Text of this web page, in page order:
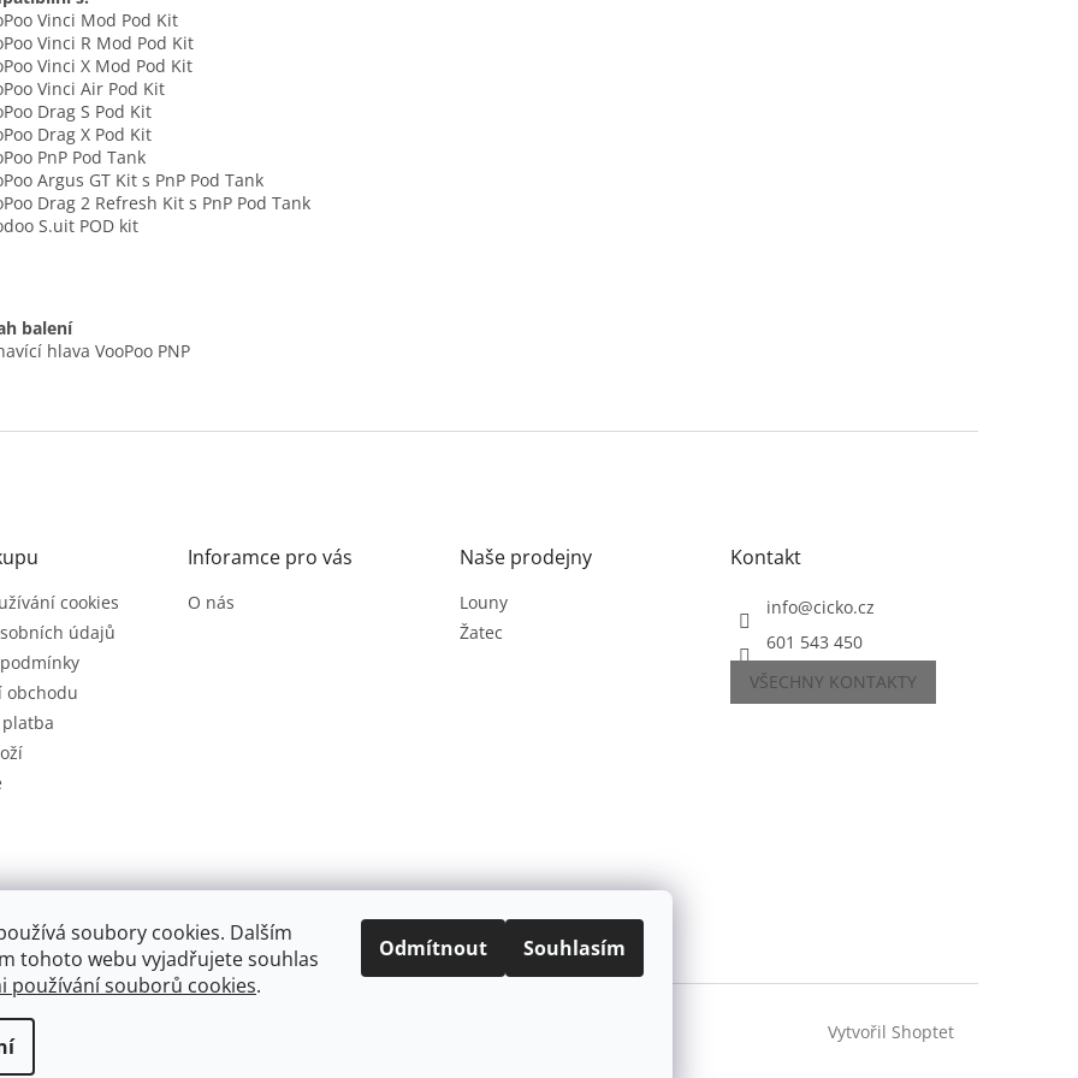
soubory cookies. Dalším
tohoto webu vyjadřujete souhlas
používání souborů cookies.
Odmítnout Souhlasím
Vinci Mod Pod Kit
Vinci R Mod Pod Kit
Vinci X Mod Pod Kit
Vinci Air Pod Kit
Drag S Pod Kit
Drag X Pod Kit
PnP Pod Tank
Argus GT Kit s PnP Pod Tank
Drag 2 Refresh Kit s PnP Pod Tank
S.uit POD kit
balení
hlava VooPoo PNP
cookies
údajů
obchodu
Inforamce pro vás
O nás
Naše prodejny
Louny
Žatec
Kontakt
info@cicko.cz
601 543 450
VŠECHNY KONTAKTY
Vytvořil Shoptet
Upravit nastavení cookies